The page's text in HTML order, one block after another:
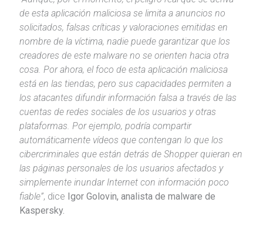
de esta aplicación maliciosa se limita a anuncios no
solicitados, falsas críticas y valoraciones emitidas en
nombre de la víctima, nadie puede garantizar que los
creadores de este malware no se orienten hacia otra
cosa. Por ahora, el foco de esta aplicación maliciosa
está en las tiendas, pero sus capacidades permiten a
los atacantes difundir información falsa a través de las
cuentas de redes sociales de los usuarios y otras
plataformas. Por ejemplo, podría compartir
automáticamente vídeos que contengan lo que los
cibercriminales que están detrás de Shopper quieran en
las páginas personales de los usuarios afectados y
simplemente inundar Internet con información poco
fiable”, dice Igor Golovin, analista de malware de
Kaspersky.